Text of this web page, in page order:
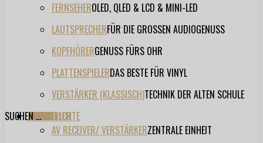
FERNSEHEROLED, QLED & LCD & MINI-LED
LAUTSPRECHERFÜR DIE GROSSEN AUDIOGENUSS
KOPFHÖRERGENUSS FÜRS OHR
PLATTENSPIELERDAS BESTE FÜR VINYL
VERSTÄRKER (KLASSISCH)TECHNIK DER ALTEN SCHULE
TESTBERICHTE
AV RECEIVER/ VERSTÄRKERZENTRALE EINHEIT
FORUM
FILME
VIDEOS
HERSTELLER
EVENT
SUCHEN ...